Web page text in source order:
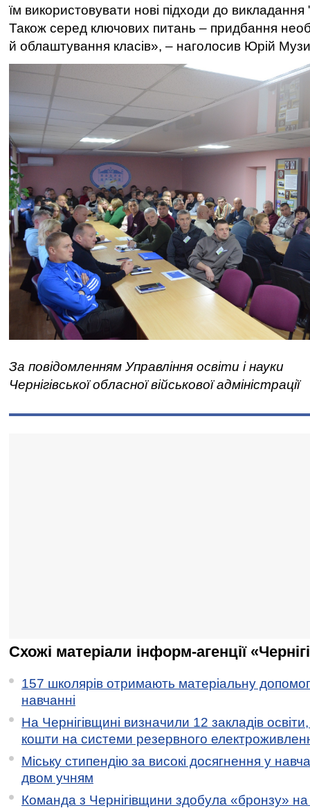
їм використовувати нові підходи до викладання
Також серед ключових питань – придбання
й облаштування класів», – наголосив Юрій
За повідомленням Управління освіти і науки
Чернігівської обласної військової адміністрації
Схожі матеріали інформ-агенції
157 школярів отримають матеріальну
навчанні
На Чернігівщині визначили 12 закладів
кошти на системи резервного
Міську стипендію за високі досягнення у
двом учням
Команда з Чернігівщини здобула «бронзу» на